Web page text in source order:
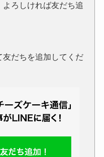
ろしければ友だち追
だちを追加してくだ